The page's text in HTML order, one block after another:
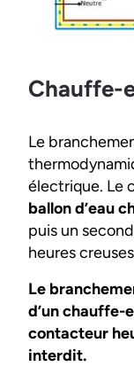
Chauffe-
Le
électrique. Le
ballon d’eau
puis un
heures
Le
d’un chauffe-
contacteur
interdit.